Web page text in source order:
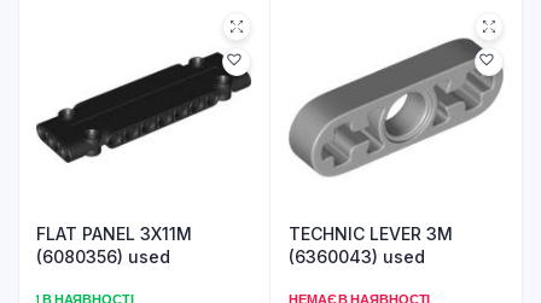
FLAT PANEL 3X11M
(6080356) used
TECHNIC LEVER 3M
(6360043) used